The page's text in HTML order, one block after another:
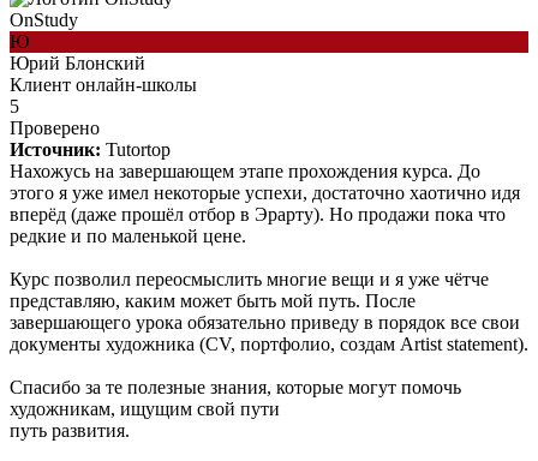
OnStudy
Ю
Юрий Блонский
Клиент онлайн-школы
5
Проверено
Источник: Tutortop
Нахожусь на завершающем этапе прохождения курса. До
этого я уже имел некоторые успехи, достаточно хаотично идя
вперёд (даже прошёл отбор в Эрарту). Но продажи пока что
редкие и по маленькой цене.
Курс позволил переосмыслить многие вещи и я уже чётче
представляю, каким может быть мой путь. После
завершающего урока обязательно приведу в порядок все свои
документы художника (CV, портфолио, создам Artist statement).
Спасибо за те полезные знания, которые могут помочь
художникам, ищущим свой пути
путь развития.